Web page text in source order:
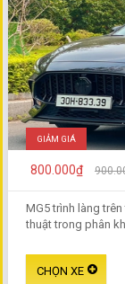
GIẢM GIÁ
800.000₫
MG5 trình làng
thuật trong phân